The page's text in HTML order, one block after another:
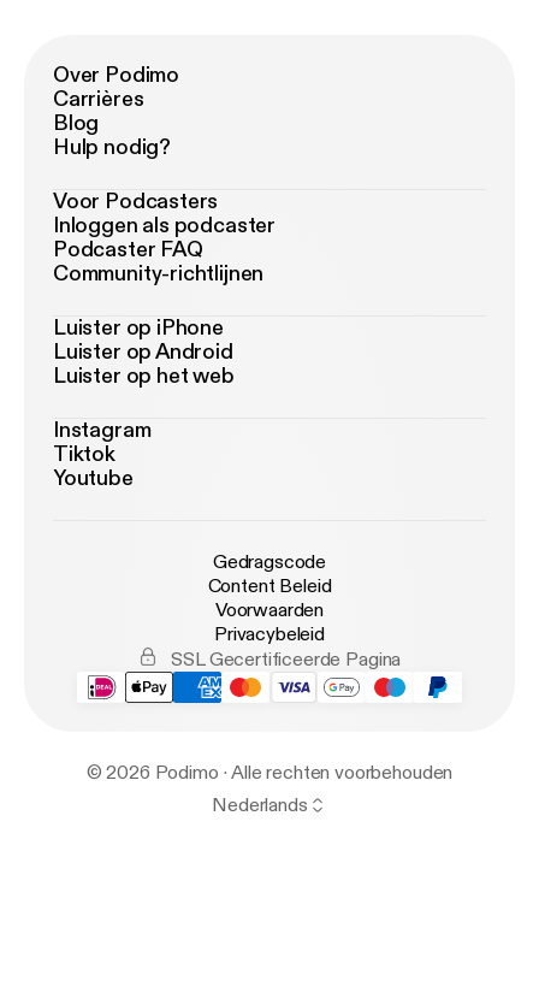
Over Podimo
Carrières
Blog
Hulp nodig?
Voor Podcasters
Inloggen als podcaster
Podcaster FAQ
Community-richtlijnen
Luister op iPhone
Luister op Android
Luister op het web
Instagram
Tiktok
Youtube
Gedragscode
Content Beleid
Voorwaarden
Privacybeleid
SSL Gecertificeerde Pagina
© 2026 Podimo · Alle rechten voorbehouden
Nederlands